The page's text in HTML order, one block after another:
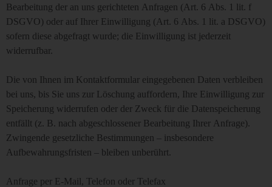
Bearbeitung der an uns gerichteten Anfragen (Art. 6 Abs. 1 lit. f
DSGVO) oder auf Ihrer Einwilligung (Art. 6 Abs. 1 lit. a DSGVO)
sofern diese abgefragt wurde; die Einwilligung ist jederzeit
widerrufbar.
Die von Ihnen im Kontaktformular eingegebenen Daten verbleiben
bei uns, bis Sie uns zur Löschung auffordern, Ihre Einwilligung zur
Speicherung widerrufen oder der Zweck für die Datenspeicherung
entfällt (z. B. nach abgeschlossener Bearbeitung Ihrer Anfrage).
Zwingende gesetzliche Bestimmungen – insbesondere
Aufbewahrungsfristen – bleiben unberührt.
Anfrage per E-Mail, Telefon oder Telefax